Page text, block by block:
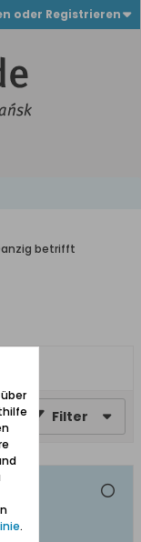
oder Registrieren
betrifft
Filter
.